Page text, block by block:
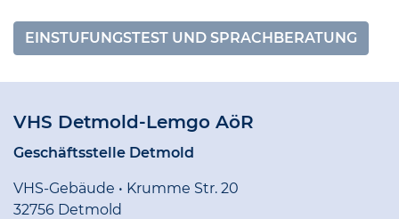
EINSTUFUNGSTEST UND SPRACHBERATUNG
VHS Detmold-Lemgo AöR
Geschäftsstelle Detmold
VHS-Gebäude • Krumme Str. 20
32756 Detmold